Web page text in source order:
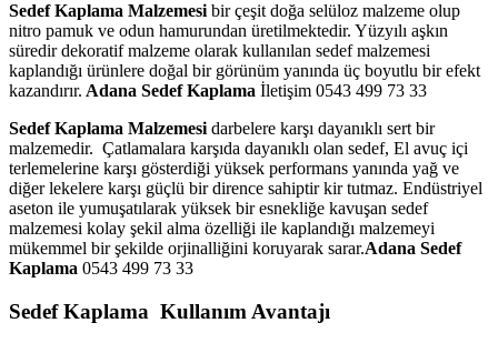
Sedef Kaplama Malzemesi bir çeşit doğa selüloz malzeme olup
nitro pamuk ve odun hamurundan üretilmektedir. Yüzyılı aşkın
süredir dekoratif malzeme olarak kullanılan sedef malzemesi
kaplandığı ürünlere doğal bir görünüm yanında üç boyutlu bir efekt
kazandırır. Adana Sedef Kaplama İletişim 0543 499 73 33
Sedef Kaplama Malzemesi darbelere karşı dayanıklı sert bir
malzemedir. Çatlamalara karşıda dayanıklı olan sedef, El avuç içi
terlemelerine karşı gösterdiği yüksek performans yanında yağ ve
diğer lekelere karşı güçlü bir dirence sahiptir kir tutmaz. Endüstriyel
aseton ile yumuşatılarak yüksek bir esnekliğe kavuşan sedef
malzemesi kolay şekil alma özelliği ile kaplandığı malzemeyi
mükemmel bir şekilde orjinalliğini koruyarak sarar.Adana Sedef
Kaplama 0543 499 73 33
Sedef Kaplama Kullanım Avantajı